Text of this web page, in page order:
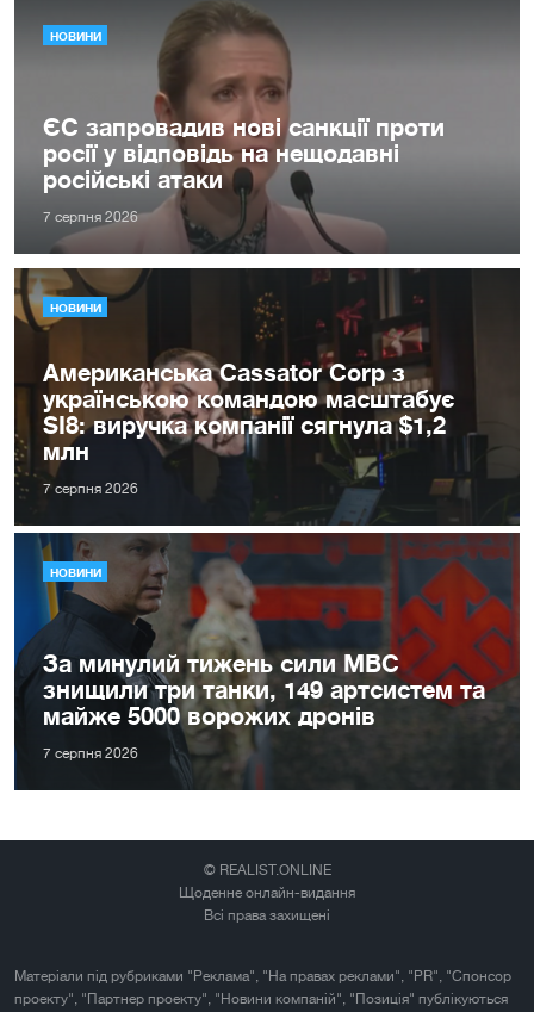
НОВИНИ
ЄС запровадив нові санкції проти
росії у відповідь на нещодавні
російські атаки
7 серпня 2026
НОВИНИ
Американська Cassator Corp з
українською командою масштабує
SI8: виручка компанії сягнула $1,2
млн
7 серпня 2026
НОВИНИ
За минулий тижень сили МВС
знищили три танки, 149 артсистем та
майже 5000 ворожих дронів
7 серпня 2026
© REALIST.ONLINE
Щоденне онлайн-видання
Всі права захищені
Матеріали під рубриками "Реклама", "На правах реклами", "PR", "Спонсор
проекту", "Партнер проекту", "Новини компаній", "Позиція" публікуються